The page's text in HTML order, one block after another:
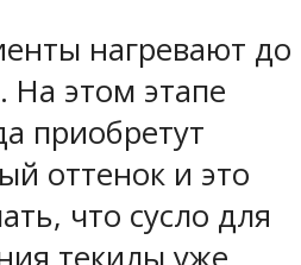
нагревают до
На этом этапе
приобретут
оттенок и это
что сусло для